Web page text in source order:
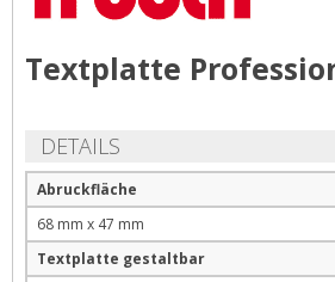
Textplatte
DETAILS
Abruckfläche
68 mm x 47 mm
Textplatte gestaltbar